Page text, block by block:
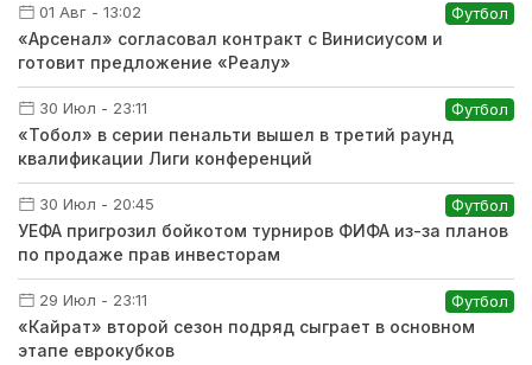
01 Авг - 13:02 Футбол
«Арсенал» согласовал контракт с Винисиусом и
готовит предложение «Реалу»
30 Июл - 23:11 Футбол
«Тобол» в серии пенальти вышел в третий раунд
квалификации Лиги конференций
30 Июл - 20:45 Футбол
УЕФА пригрозил бойкотом турниров ФИФА из-за планов
по продаже прав инвесторам
29 Июл - 23:11 Футбол
«Кайрат» второй сезон подряд сыграет в основном
этапе еврокубков